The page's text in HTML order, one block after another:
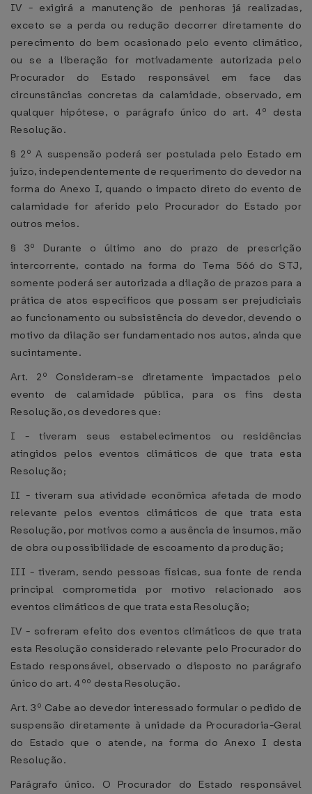
IV - exigirá a manutenção de penhoras já realizadas,
exceto se a perda ou redução decorrer diretamente do
perecimento do bem ocasionado pelo evento climático,
ou se a liberação for motivadamente autorizada pelo
Procurador do Estado responsável em face das
circunstâncias concretas da calamidade, observado, em
qualquer hipótese, o parágrafo único do art. 4º desta
Resolução.
§ 2º A suspensão poderá ser postulada pelo Estado em
juízo, independentemente de requerimento do devedor na
forma do Anexo I, quando o impacto direto do evento de
calamidade for aferido pelo Procurador do Estado por
outros meios.
§ 3º Durante o último ano do prazo de prescrição
intercorrente, contado na forma do Tema 566 do STJ,
somente poderá ser autorizada a dilação de prazos para a
prática de atos específicos que possam ser prejudiciais
ao funcionamento ou subsistência do devedor, devendo o
motivo da dilação ser fundamentado nos autos, ainda que
sucintamente.
Art. 2º Consideram-se diretamente impactados pelo
evento de calamidade pública, para os fins desta
Resolução, os devedores que:
I - tiveram seus estabelecimentos ou residências
atingidos pelos eventos climáticos de que trata esta
Resolução;
II - tiveram sua atividade econômica afetada de modo
relevante pelos eventos climáticos de que trata esta
Resolução, por motivos como a ausência de insumos, mão
de obra ou possibilidade de escoamento da produção;
III - tiveram, sendo pessoas físicas, sua fonte de renda
principal comprometida por motivo relacionado aos
eventos climáticos de que trata esta Resolução;
IV - sofreram efeito dos eventos climáticos de que trata
esta Resolução considerado relevante pelo Procurador do
Estado responsável, observado o disposto no parágrafo
único do art. 4ºº desta Resolução.
Art. 3º Cabe ao devedor interessado formular o pedido de
suspensão diretamente à unidade da Procuradoria-Geral
do Estado que o atende, na forma do Anexo I desta
Resolução.
Parágrafo único. O Procurador do Estado responsável